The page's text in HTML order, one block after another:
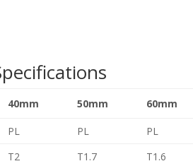
40mm 50mm 60mm
PL PL
PL
T2 T1.7
T1.6